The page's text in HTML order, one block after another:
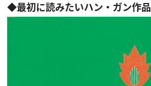
◆最初に読みたいハン・ガン作品